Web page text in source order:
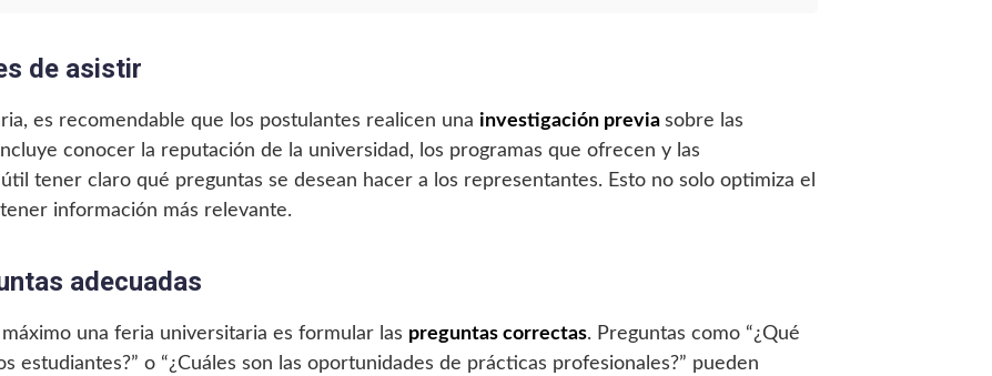
de asistir
es recomendable que los postulantes realicen una investigación previa sobre las
conocer la reputación de la universidad, los programas que ofrecen y las
tener claro qué preguntas se desean hacer a los representantes. Esto no solo optimiza el
información más relevante.
adecuadas
una feria universitaria es formular las preguntas correctas. Preguntas como “¿Qué
estudiantes?” o “¿Cuáles son las oportunidades de prácticas profesionales?” pueden